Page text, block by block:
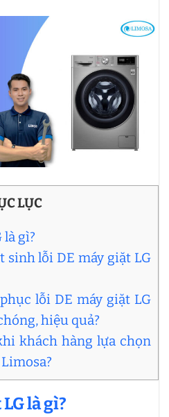
LỤC
là gì?
sinh lỗi DE máy giặt LG
lỗi DE máy giặt LG
hiệu quả?
khách hàng lựa chọn
là gì?